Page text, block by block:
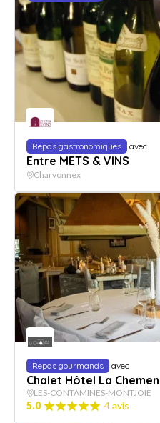
Repas gastronomiques avec
Entre METS & VINS
Charvonnex
Repas gourmands avec
Chalet Hôtel La
LES-CONTAMINES-MONTJOIE
5.0 4 avis